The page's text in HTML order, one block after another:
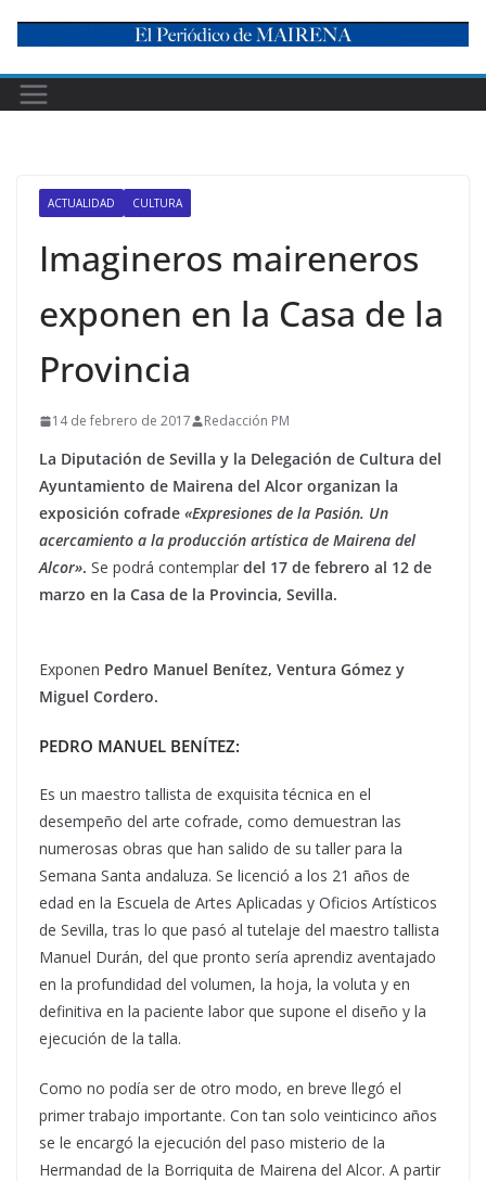
content
ACTUALIDAD CULTURA
Imagineros maireneros
exponen en la Casa de la
Provincia
14 de febrero de 2017 Redacción PM
La Diputación de Sevilla y la Delegación de Cultura del
Ayuntamiento de Mairena del Alcor organizan la
exposición cofrade «Expresiones de la Pasión. Un
acercamiento a la producción artística de Mairena del
Alcor». Se podrá contemplar del 17 de febrero al 12 de
marzo en la Casa de la Provincia, Sevilla.
Exponen Pedro Manuel Benítez, Ventura Gómez y
Miguel Cordero.
PEDRO MANUEL BENÍTEZ:
Es un maestro tallista de exquisita técnica en el
desempeño del arte cofrade, como demuestran las
numerosas obras que han salido de su taller para la
Semana Santa andaluza. Se licenció a los 21 años de
edad en la Escuela de Artes Aplicadas y Oficios Artísticos
de Sevilla, tras lo que pasó al tutelaje del maestro tallista
Manuel Durán, del que pronto sería aprendiz aventajado
en la profundidad del volumen, la hoja, la voluta y en
definitiva en la paciente labor que supone el diseño y la
ejecución de la talla.
Como no podía ser de otro modo, en breve llegó el
primer trabajo importante. Con tan solo veinticinco años
se le encargó la ejecución del paso misterio de la
Hermandad de la Borriquita de Mairena del Alcor. A partir